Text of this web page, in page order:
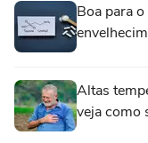
Boa para
Altas
veja como